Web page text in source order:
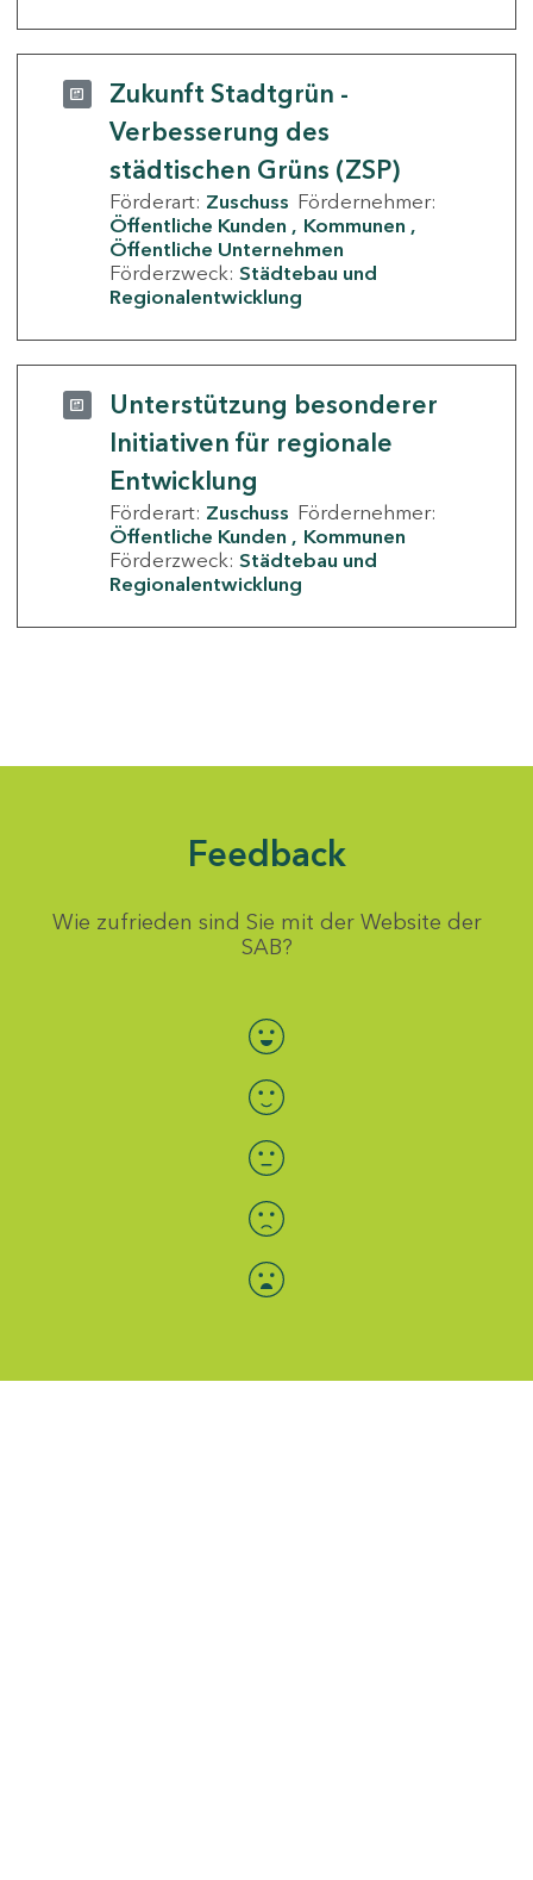
Zukunft Stadtgrün -
Verbesserung des
städtischen Grüns (ZSP)
Förderart: Zuschuss Fördernehmer:
Öffentliche Kunden
Kommunen
Öffentliche Unternehmen
Förderzweck: Städtebau und
Regionalentwicklung
Unterstützung besonderer
Initiativen für regionale
Entwicklung
Förderart: Zuschuss Fördernehmer:
Öffentliche Kunden
Kommunen
Förderzweck: Städtebau und
Regionalentwicklung
Feedback
Wie zufrieden sind Sie mit der Website der
SAB?
Bewertung auswählen